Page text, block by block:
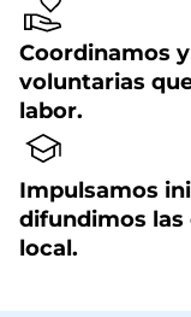
Coordinamos
voluntarias
labor.
Impulsamos
difundimos las
local.